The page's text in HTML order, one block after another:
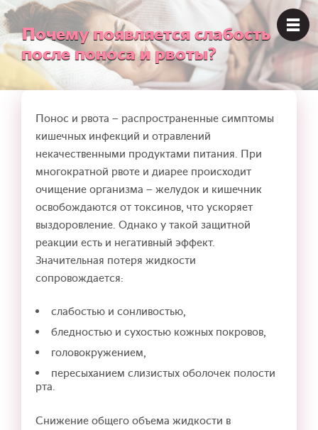
Почему появляется слабость
после поноса и рвоты?
Понос и рвота – распространенные симптомы
кишечных инфекций и отравлений
некачественными продуктами питания. При
многократной рвоте и диарее происходит
очищение организма – желудок и кишечник
освобождаются от токсинов, что ускоряет
выздоровление. Однако у такой защитной
реакции есть и негативный эффект.
Значительная потеря жидкости
сопровождается:
слабостью и сонливостью,
бледностью и сухостью кожных покровов,
головокружением,
пересыханием слизистых оболочек полости
рта.
Снижение общего объема жидкости в